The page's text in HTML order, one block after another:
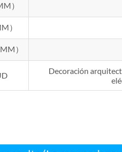
）
）
）
Decoración